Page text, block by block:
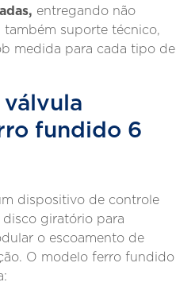
entregando não
suporte técnico,
medida para cada tipo de
válvula
fundido 6
dispositivo de controle
giratório para
o escoamento de
O modelo ferro fundido